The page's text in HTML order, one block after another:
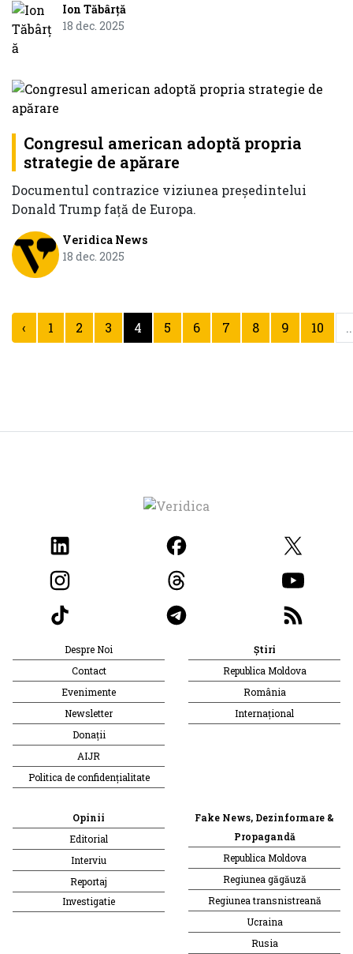
Ion Tăbârță
18 dec. 2025
Congresul american adoptă propria
strategie de apărare
Documentul contrazice viziunea preşedintelui
Donald Trump față de Europa.
Veridica News
18 dec. 2025
‹ 1 2 3 4 5 6 7 8 9 10
Despre Noi
Contact
Evenimente
Newsletter
Donații
AIJR
Politica de confidențialitate
Știri
Republica Moldova
România
Internațional
Opinii
Editorial
Interviu
Reportaj
Investigatie
Fake News, Dezinformare &
Propagandă
Republica Moldova
Regiunea găgăuză
Regiunea transnistreană
Ucraina
Rusia